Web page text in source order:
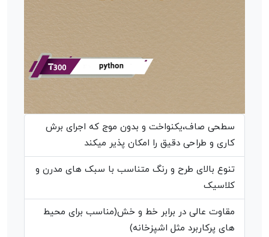
سطحی صاف،یکنواخت و بدون موج که اجرای برش
کاری و طراحی دقیق را امکان پذیر میکند
تنوع بالای طرح و رنگ متناسب با سبک های مدرن و
کلاسیک
مقاوت عالی در برابر خط و خش(مناسب برای محیط
های پرکاربرد مثل اشپزخانه)